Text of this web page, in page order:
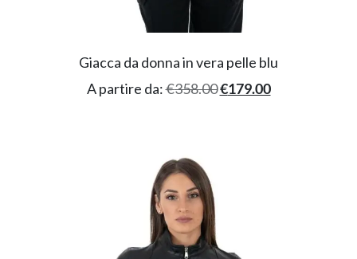
Giacca da donna in vera pelle blu
A partire da:€358.00€179.00